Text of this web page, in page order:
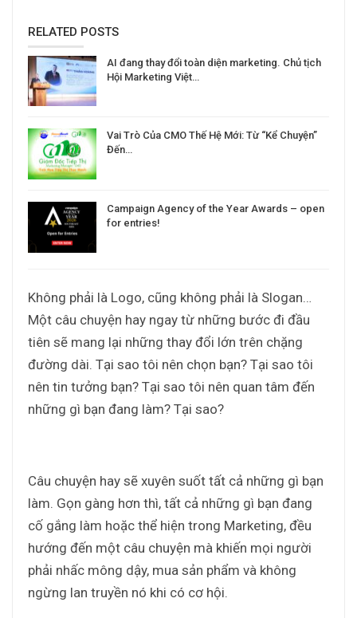
RELATED POSTS
AI đang thay đổi toàn diện marketing. Chủ tịch
Hội Marketing Việt…
Vai Trò Của CMO Thế Hệ Mới: Từ “Kể Chuyện”
Đến…
Campaign Agency of the Year Awards – open
for entries!
Không phải là Logo, cũng không phải là Slogan…
Một câu chuyện hay ngay từ những bước đi đầu
tiên sẽ mang lại những thay đổi lớn trên chặng
đường dài. Tại sao tôi nên chọn bạn? Tại sao tôi
nên tin tưởng bạn? Tại sao tôi nên quan tâm đến
những gì bạn đang làm? Tại sao?
Câu chuyện hay sẽ xuyên suốt tất cả những gì bạn
làm. Gọn gàng hơn thì, tất cả những gì bạn đang
cố gắng làm hoặc thể hiện trong Marketing, đều
hướng đến một câu chuyện mà khiến mọi người
phải nhấc mông dậy, mua sản phẩm và không
ngừng lan truyền nó khi có cơ hội.